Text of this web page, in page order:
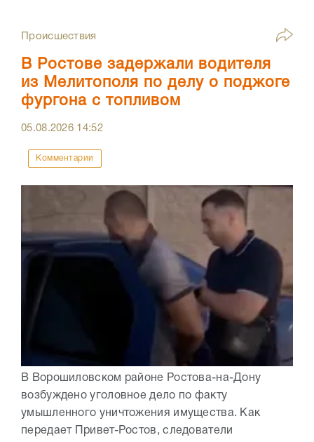
Происшествия
В Ростове задержали водителя
из Мелитополя по делу о поджоге
фургона с топливом
05.08.2026 14:52
Комментарии
В Ворошиловском районе Ростова-на-Дону
возбуждено уголовное дело по факту
умышленного уничтожения имущества. Как
передает Привет-Ростов, следователи